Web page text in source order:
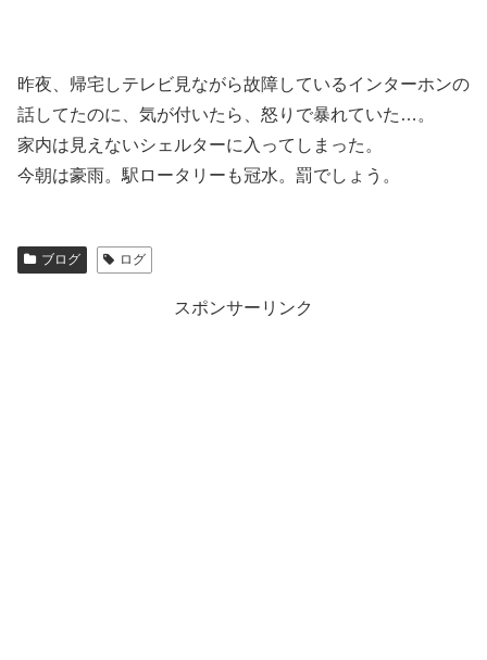
昨夜、帰宅しテレビ見ながら故障しているインターホンの
話してたのに、気が付いたら、怒りで暴れていた…。
家内は見えないシェルターに入ってしまった。
今朝は豪雨。駅ロータリーも冠水。罰でしょう。
ブログ ログ
スポンサーリンク